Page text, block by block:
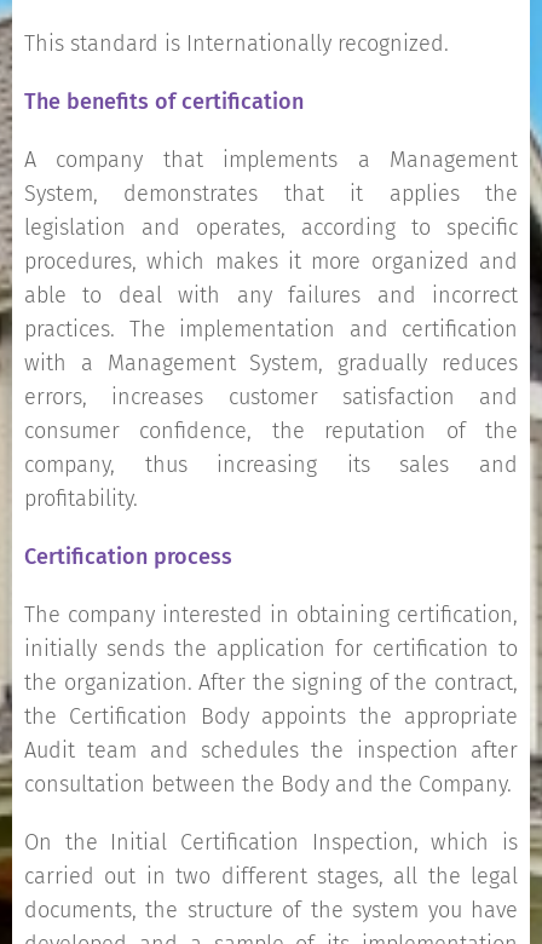
This standard is Internationally recognized.
The benefits of certification
A company that implements a Management
System, demonstrates that it applies the
legislation and operates, according to specific
procedures, which makes it more organized and
able to deal with any failures and incorrect
practices. The implementation and certification
with a Management System, gradually reduces
errors, increases customer satisfaction and
consumer confidence, the reputation of the
company, thus increasing its sales and
profitability.
Certification process
The company interested in obtaining certification,
initially sends the application for certification to
the organization. After the signing of the contract,
the Certification Body appoints the appropriate
Audit team and schedules the inspection after
consultation between the Body and the Company.
On the Initial Certification Inspection, which is
carried out in two different stages, all the legal
documents, the structure of the system you have